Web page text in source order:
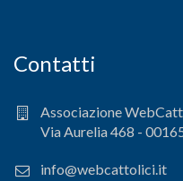
Contatti
Associazione
Via Aurelia 468 -
info@webcattolici.it